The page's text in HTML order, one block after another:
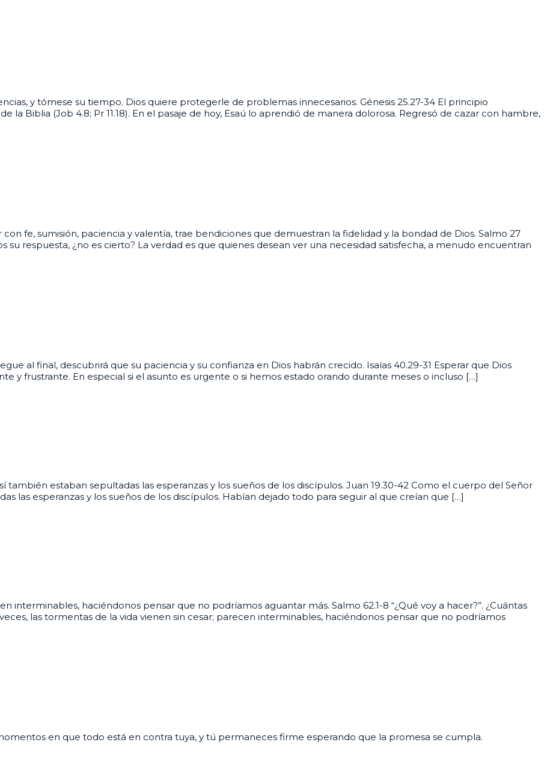
y tómese su tiempo. Dios quiere protegerle de problemas innecesarios. Génesis 25.27-34 El principio
la Biblia (Job 4.8; Pr 11.18). En el pasaje de hoy, Esaú lo aprendió de manera dolorosa. Regresó de cazar con hambre,
fe, sumisión, paciencia y valentía, trae bendiciones que demuestran la fidelidad y la bondad de Dios. Salmo 27
su respuesta, ¿no es cierto? La verdad es que quienes desean ver una necesidad satisfecha, a menudo encuentran
al final, descubrirá que su paciencia y su confianza en Dios habrán crecido. Isaías 40.29-31 Esperar que Dios
y frustrante. En especial si el asunto es urgente o si hemos estado orando durante meses o incluso […]
estaban sepultadas las esperanzas y los sueños de los discípulos. Juan 19.30-42 Como el cuerpo del Señor
las esperanzas y los sueños de los discípulos. Habían dejado todo para seguir al que creían que […]
interminables, haciéndonos pensar que no podríamos aguantar más. Salmo 62.1-8 “¿Qué voy a hacer?”. ¿Cuántas
las tormentas de la vida vienen sin cesar; parecen interminables, haciéndonos pensar que no podríamos
en que todo está en contra tuya, y tú permaneces firme esperando que la promesa se cumpla.